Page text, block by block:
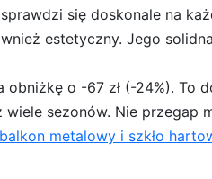
się doskonale na
estetyczny. Jego
o -67 zł (-24%). To
sezonów. Nie
metalowy i szkło